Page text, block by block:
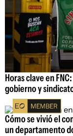
Horas clave en
gobierno y
Cómo se vivió el
un departamento